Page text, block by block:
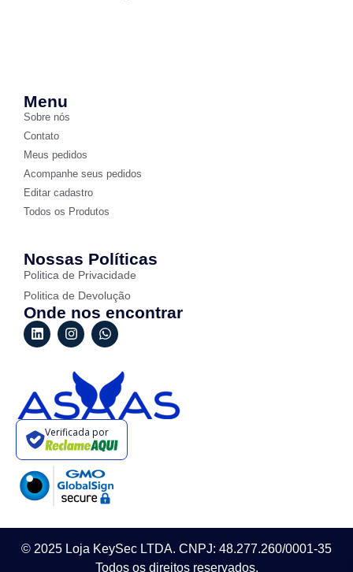
Menu
Sobre nós
Contato
Meus pedidos
Acompanhe seus pedidos
Editar cadastro
Todos os Produtos
Nossas Políticas
Politica de Privacidade
Politica de Devolução
Onde nos encontrar
Verificada por
© 2025 Loja KeySec LTDA. CNPJ: 48.277.260/0001-35
Todos os direitos reservados.